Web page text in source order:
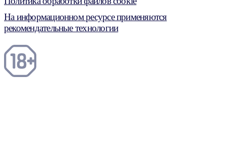
На информационном ресурсе применяются
рекомендательные технологии